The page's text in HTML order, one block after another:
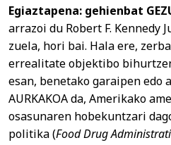
Egiaztapena: gehienbat
arrazoi du Robert F. Kennedy
zuela, hori bai. Hala ere,
errealitate objektibo
esan, benetako garaipen edo
AURKAKOA da, Amerikako
osasunaren hobekuntzari
politika (Food Drug